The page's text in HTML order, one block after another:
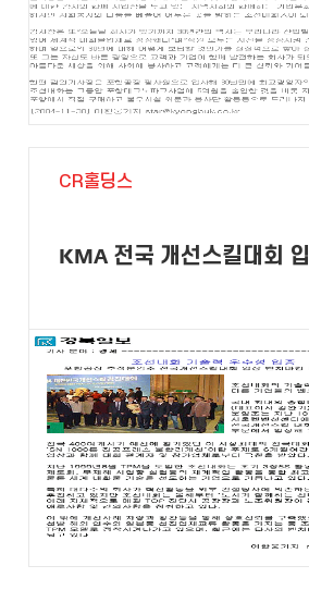
CR홀딩스
KMA 전국 개선스킬대회